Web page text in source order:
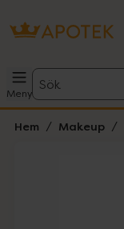
Meny
Sök
Hem Makeup